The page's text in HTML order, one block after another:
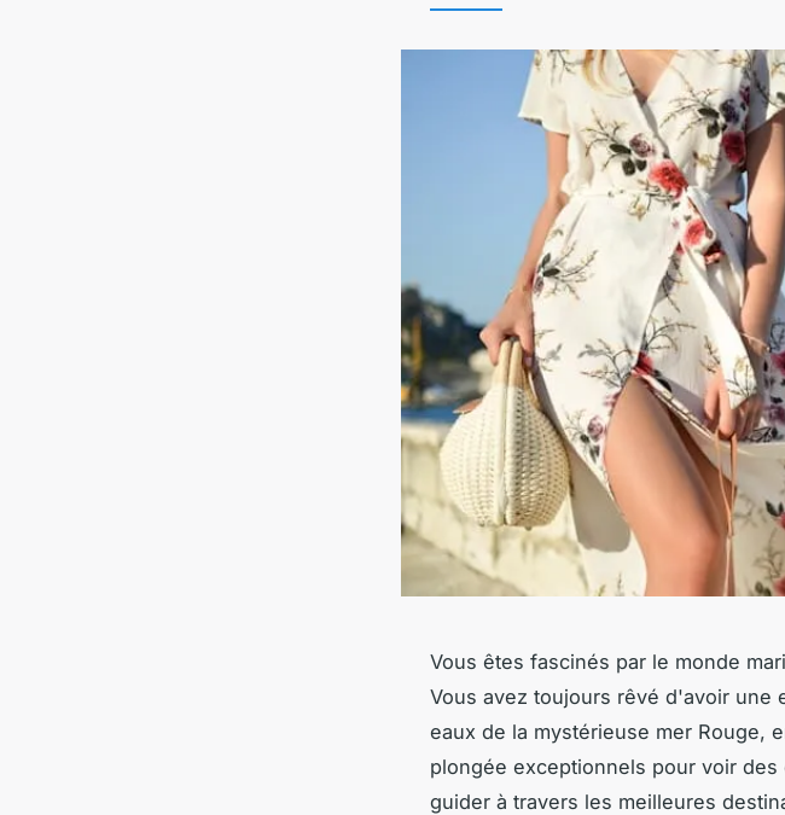
Vous êtes fascinés par le monde
Vous avez toujours rêvé d'avoir une
eaux de la mystérieuse mer Rouge,
plongée exceptionnels pour voir
guider à travers les meilleures